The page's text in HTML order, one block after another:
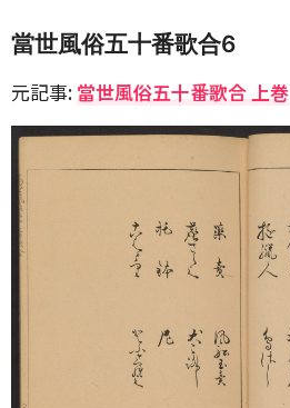
當世風俗五十番歌合6
元記事: 當世風俗五十番歌合 上巻